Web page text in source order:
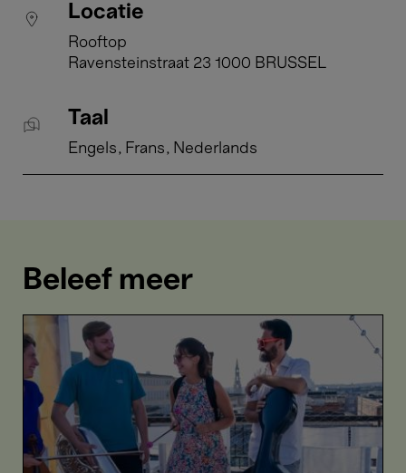
Locatie
Rooftop
Ravensteinstraat 23 1000 BRUSSEL
Taal
Engels Frans Nederlands
Beleef meer
Chamber
Music
Marathon
on
the
rooftop